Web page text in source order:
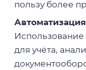
пользу более
для учёта,